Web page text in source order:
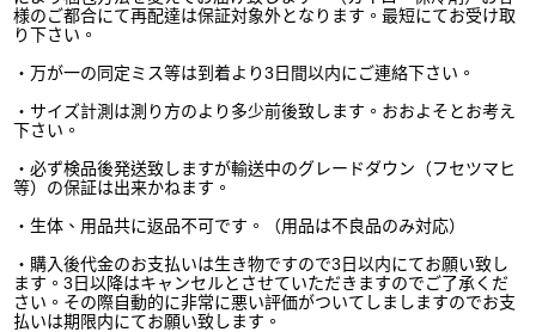
様のご都合にて再配達は保証対象外となります。最短にてお受け取
り下さい。
・万が一の同定ミス等は到着より3 日間以内にご連絡下さい。
・サイズ計測は測り方のより多少前後致します。おおよそとお考え
下さい。
・必ず検品後発送致しますが輸送中のグレードダウン（フセツマヒ
等）の保証は出来かねます。
・生体、用品共に返品不可です。（用品は不良品のみ対応）
・購入後代金のお支払いは生き物ですので3 日以内にてお願い致し
ます。3 日以降はキャンセルとさせていただきますのでご了承くだ
さい。その際自動的に非常に悪い評価がついてしましますのでお支
払いは期限内にてお願い致します。